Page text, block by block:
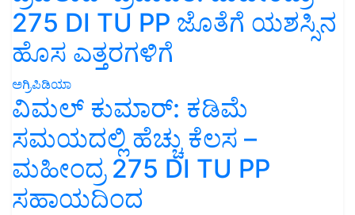
275 DI TU PP ಜೊತೆಗೆ ಯಶಸ್ಸಿನ
ಹೊಸ ಎತ್ತರಗಳಿಗೆ
ಅಗ್ರಿಪಿಡಿಯಾ
ವಿಮಲ್ ಕುಮಾರ್: ಕಡಿಮೆ
ಸಮಯದಲ್ಲಿ ಹೆಚ್ಚು ಕೆಲಸ –
ಮಹೀಂದ್ರ 275 DI TU PP
ಸಹಾಯದಿಂದ